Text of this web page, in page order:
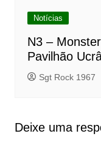
Notícias
N3 –
Pavilhão
Sgt Rock 1967
Deixe uma